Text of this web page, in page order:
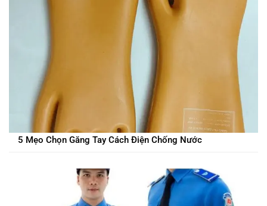
5 Mẹo Chọn Găng Tay Cách Điện Chống Nước